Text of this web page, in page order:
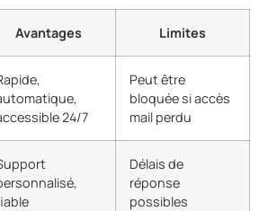
Avantages Limites
24/7
Peut être
bloquée si accès
mail perdu
Délais de
réponse
possibles